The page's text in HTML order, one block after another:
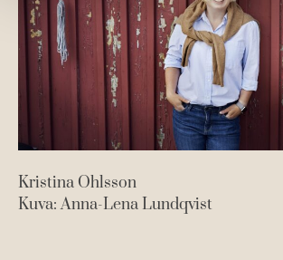
Kristina Ohlsson
Kuva: Anna-Lena Lundqvist